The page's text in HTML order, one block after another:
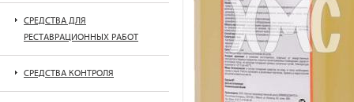
СРЕДСТВА ДЛЯ
РЕСТАВРАЦИОННЫХ РАБОТ
СРЕДСТВА КОНТРОЛЯ